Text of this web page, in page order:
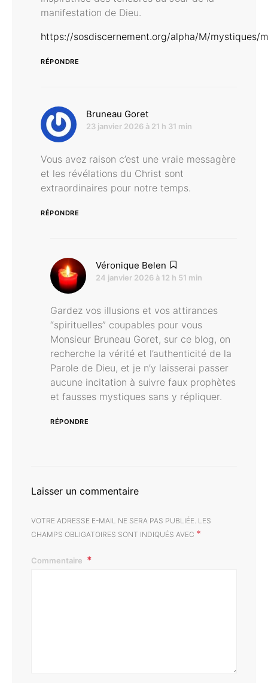
manifestation de Dieu.
https://sosdiscernement.org/alpha/M/mystiques/
RÉPONDRE
Bruneau Goret
23 janvier 2026 à 21 h 31 min
Vous avez raison c’est une vraie messagère
et les révélations du Christ sont
extraordinaires pour notre temps.
RÉPONDRE
Véronique Belen
24 janvier 2026 à 12 h 51 min
Gardez vos illusions et vos attirances
“spirituelles” coupables pour vous
Monsieur Bruneau Goret, sur ce blog, on
recherche la vérité et l’authenticité de la
Parole de Dieu, et je n’y laisserai passer
aucune incitation à suivre faux prophètes
et fausses mystiques sans y répliquer.
RÉPONDRE
Laisser un commentaire
VOTRE ADRESSE E-MAIL NE SERA PAS PUBLIÉE. LES
CHAMPS OBLIGATOIRES SONT INDIQUÉS AVEC *
Commentaire